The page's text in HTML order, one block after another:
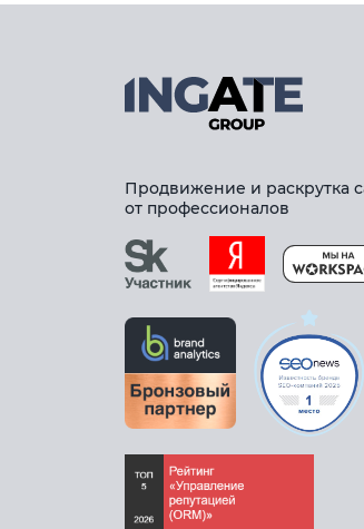
Продвижение и раскрутка
от профессионалов